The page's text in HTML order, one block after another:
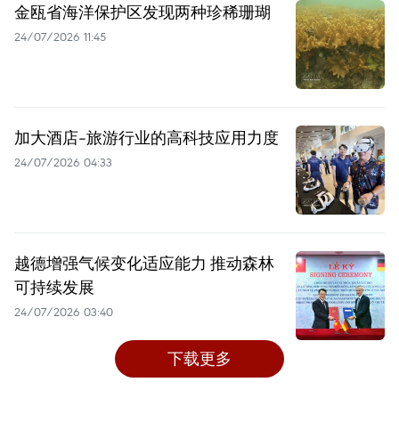
金瓯省海洋保护区发现两种珍稀珊瑚
24/07/2026 11:45
加大酒店-旅游行业的高科技应用力度
24/07/2026 04:33
越德增强气候变化适应能力 推动森林
可持续发展
24/07/2026 03:40
下载更多